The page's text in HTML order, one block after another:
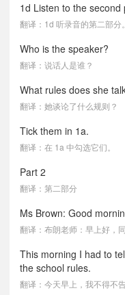
1d Listen to the
翻译：1d 听录音的第二部分。
Who is the speaker?
翻译：说话人是谁？
What rules does she
翻译：她谈论了什么规则？
Tick them in 1a.
翻译：在 1a 中勾选它们。
Part 2
翻译：第二部分
Ms Brown: Good
翻译：布朗老师：早上好，同
This morning I had to
the school rules.
翻译：今天早上，我不得不